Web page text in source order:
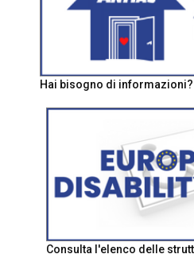
Hai bisogno di
Consulta l'elenco delle